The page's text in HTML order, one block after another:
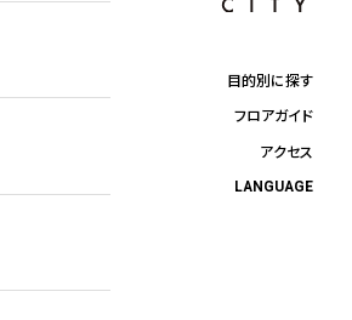
目的別に探す
フロアガイド
アクセス
LANGUAGE